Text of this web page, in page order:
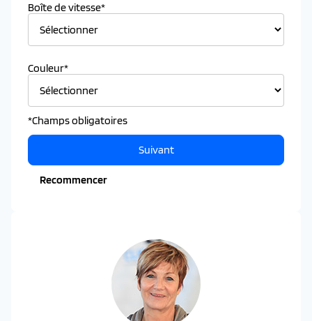
Boîte de vitesse*
Couleur*
*Champs obligatoires
Recommencer
Suivant